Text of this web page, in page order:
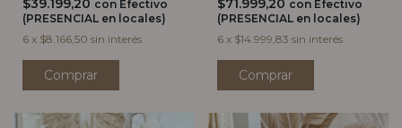
$39.199,20 con Efectivo
(PRESENCIAL en locales)
6 x $8.166,50 sin interés
Comprar
$71.999,20 con Efectivo
(PRESENCIAL en locales)
6 x $14.999,83 sin interés
Comprar